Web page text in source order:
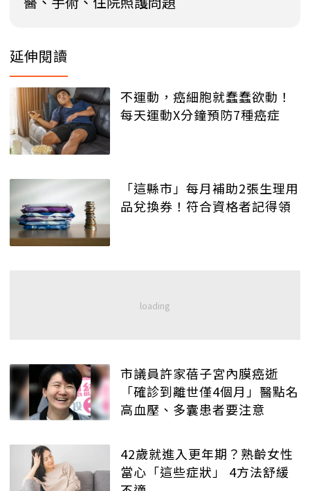
延伸閱讀
不運動，癌細胞就蠢蠢欲動！
每天運動X分鐘預防7種癌症
「這縣市」每月補助2張生理用
品兌換券！符合資格者記得領
市議員許家蓓子宮內膜癌逝
「確診到離世僅4個月」醫點名
高血壓、多囊患者要注意
42歲就進入更年期？熟齡女性
當心「這些症狀」 4方法舒緩